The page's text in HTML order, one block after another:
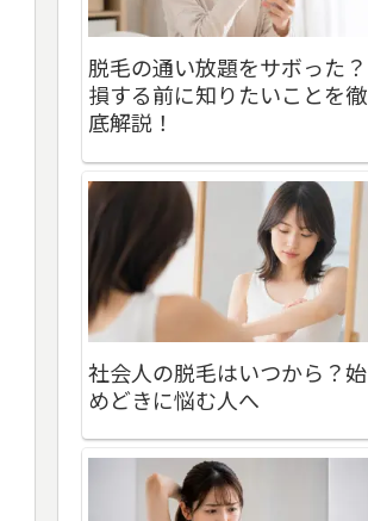
脱毛の通い放題をサボった？
損する前に知りたいことを徹
底解説！
社会人の脱毛はいつから？始
めどきに悩む人へ